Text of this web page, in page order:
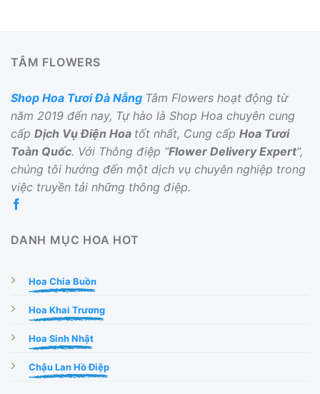
TÂM FLOWERS
Shop Hoa Tươi Đà Nẵng Tâm Flowers hoạt động từ
năm 2019 đến nay, Tự hào là Shop Hoa chuyên cung
cấp Dịch Vụ Điện Hoa tốt nhất, Cung cấp Hoa Tươi
Toàn Quốc. Với Thông điệp “Flower Delivery Expert“,
chúng tôi hướng đến một dịch vụ chuyên nghiệp trong
việc truyền tải những thông điệp.
DANH MỤC HOA HOT
Hoa Chia Buồn
Hoa Khai Trương
Hoa Sinh Nhật
Chậu Lan Hồ Điệp